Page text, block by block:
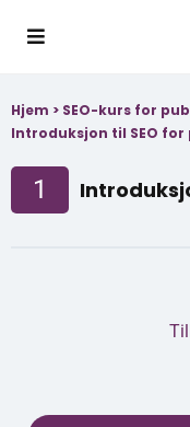
Hjem > SEO-kurs for
Introduksjon til SEO
1